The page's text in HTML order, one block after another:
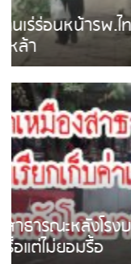
เดือนร้อน! ชา
บายพาสเสียง
หนุ่มเจียงฮา
รถเครื่องหลบไ